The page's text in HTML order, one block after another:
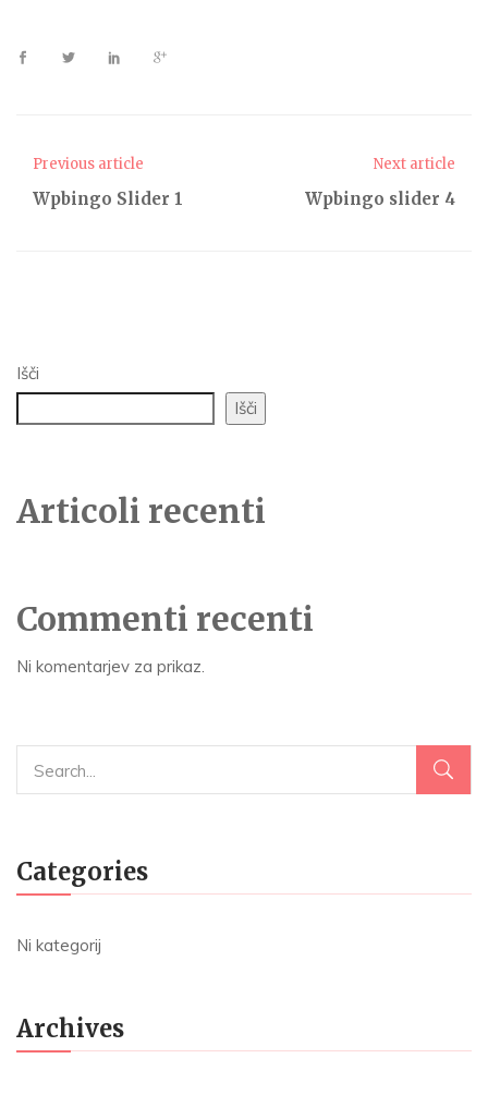
Išči
Išči
Articoli recenti
Commenti recenti
Ni komentarjev za prikaz.
Categories
Ni kategorij
Archives
Previous article
Wpbingo Slider 1
Next article
Wpbingo slider 4